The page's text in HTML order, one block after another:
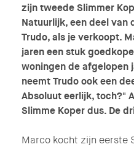
zijn tweede Slimmer
Natuurlijk, een deel van
Trudo, als je verkoopt.
jaren een stuk
woningen de afgelopen
neemt Trudo ook een
Absoluut eerlijk, toch?"
Slimme Koper dus. De
Marco kocht zijn eerste